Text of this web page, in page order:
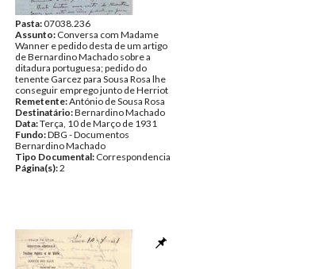
Pasta:07038.236
Assunto: Conversa com Madame
Wanner e pedido desta de um artigo
de Bernardino Machado sobre a
ditadura portuguesa; pedido do
tenente Garcez para Sousa Rosa lhe
conseguir emprego junto de Herriot
Remetente:António de Sousa Rosa
Destinatário:Bernardino Machado
Data:Terça, 10 de Março de 1931
Fundo:DBG - Documentos
Bernardino Machado
Tipo Documental: Correspondencia
Página(s):2